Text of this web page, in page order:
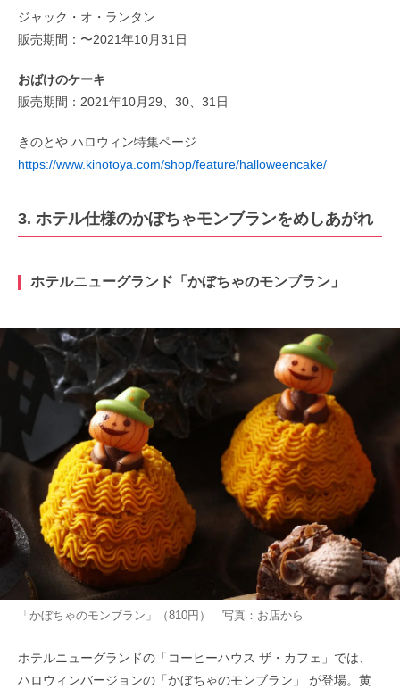
ジャック・オ・ランタン
販売期間：〜2021年10月31日
おばけのケーキ
販売期間：2021年10月29、30、31日
きのとや ハロウィン特集ページ
https://www.kinotoya.com/shop/feature/halloweencake/
3. ホテル仕様のかぼちゃモンブランをめしあがれ
ホテルニューグランド「かぼちゃのモンブラン」
「かぼちゃのモンブラン」（810円） 写真：お店から
ホテルニューグランドの「コーヒーハウス ザ・カフェ」では、
ハロウィンバージョンの「かぼちゃのモンブラン」 が登場。黄